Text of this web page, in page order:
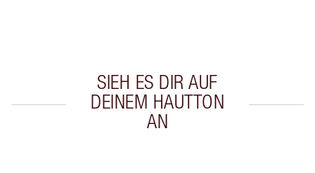
SIEH ES DIR AUF
DEINEM HAUTTON
AN